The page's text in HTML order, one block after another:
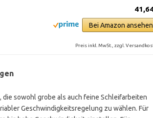
Bei Amazon ansehen
Preis inkl. MwSt., zzgl.
sowohl grobe als auch feine Schleifarbeiten
Geschwindigkeitsregelung zu wählen. Für